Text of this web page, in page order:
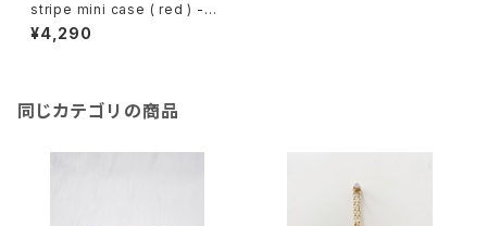
stripe mini case ( red ) -燃
ゆるひ-
¥4,290
同じカテゴリの商品